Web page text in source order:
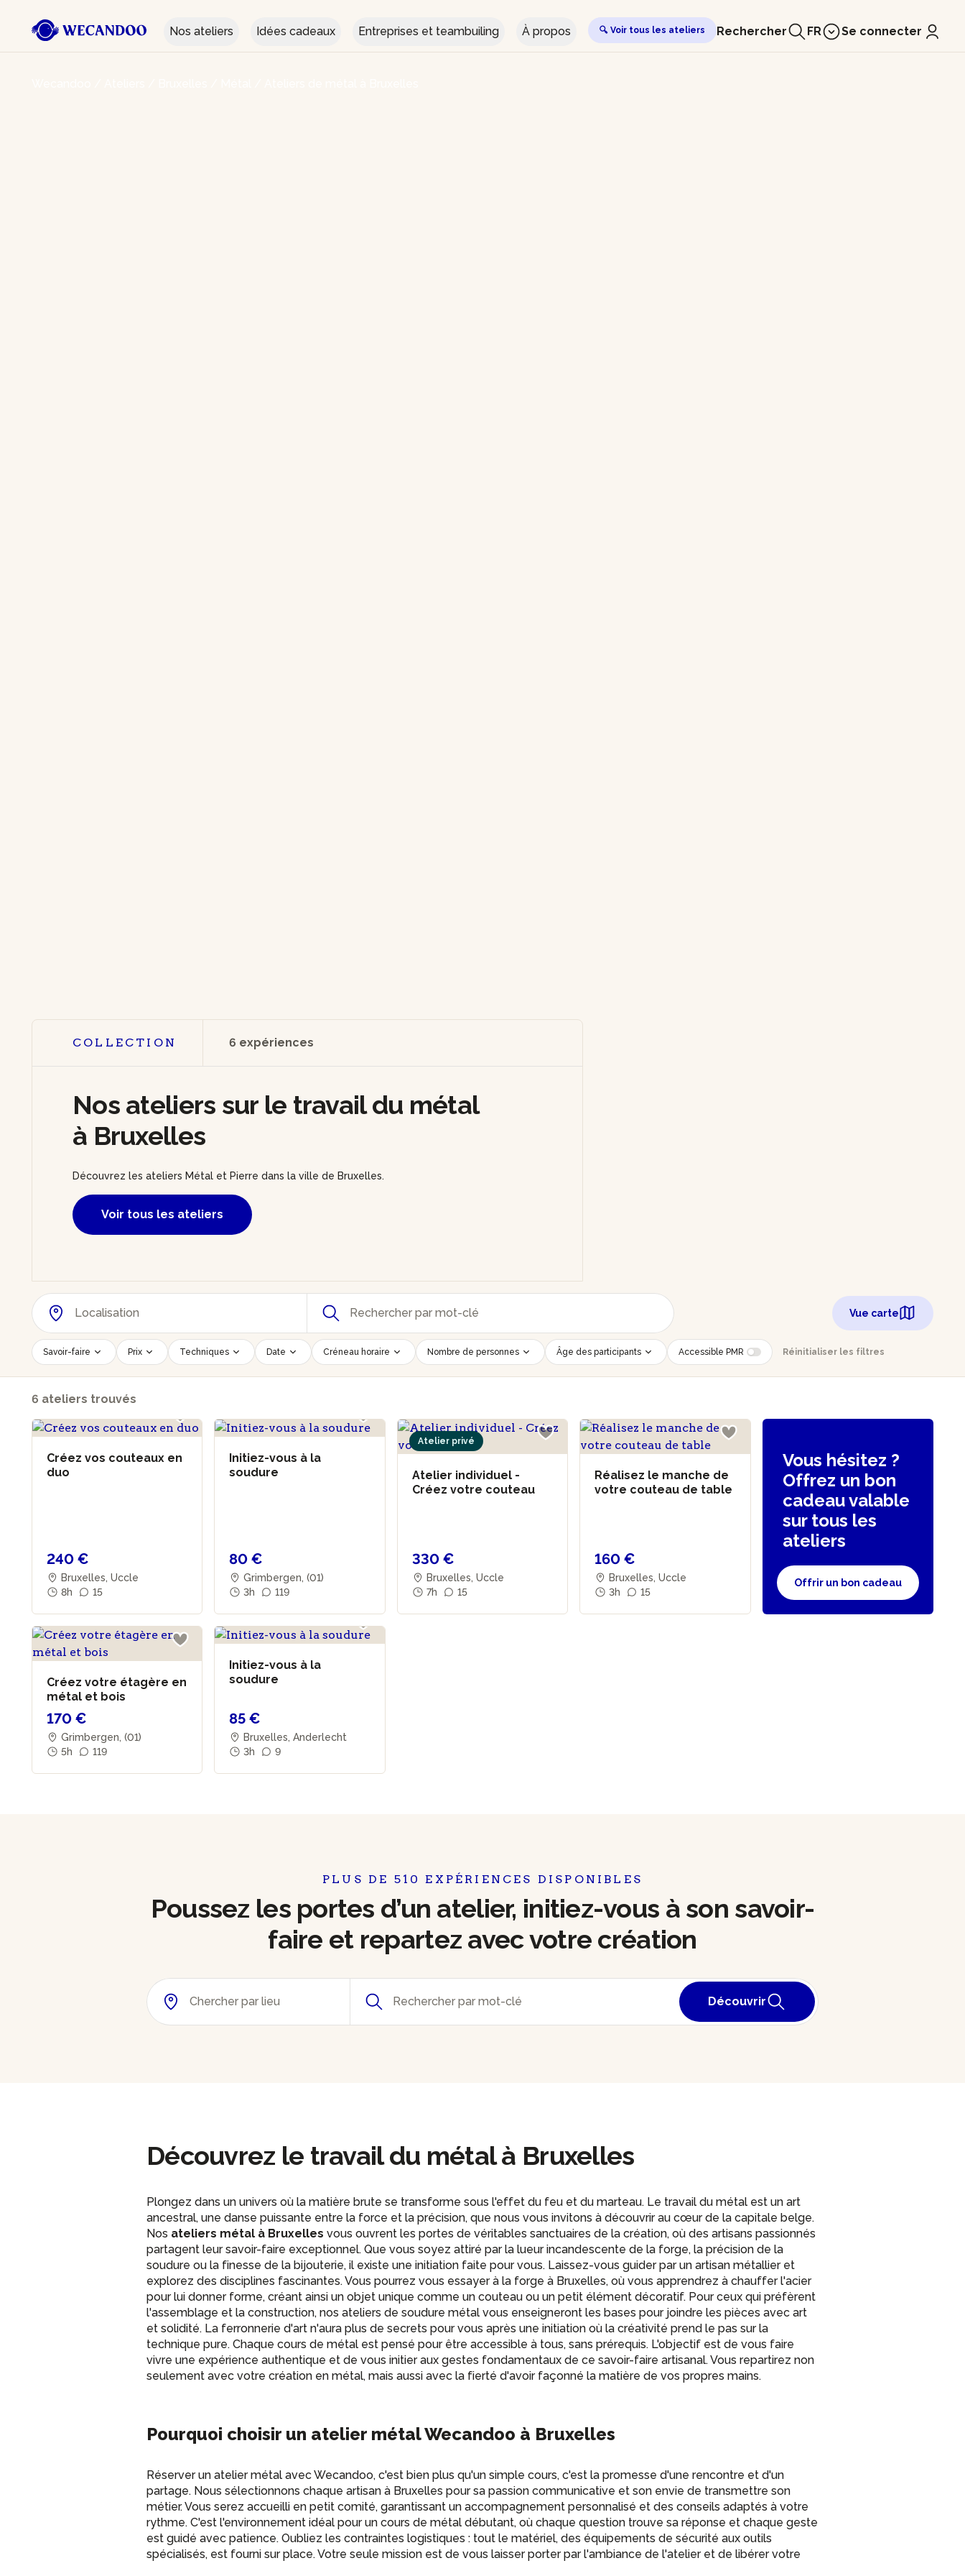
Nos ateliers Idées cadeaux Entreprises et teambuiling À propos 🔍 Voir tous les ateliers Rechercher FR Se connecter
COLLECTION 6 expériences
Nos ateliers sur le travail du métal
à Bruxelles
Découvrez les ateliers Métal et Pierre dans la ville de Bruxelles.
Voir tous les ateliers
Vue carte
Savoir-faire Prix Techniques Date Créneau horaire Nombre de personnes Âge des participants Accessible PMR Réinitialiser les filtres
6 ateliers trouvés
Créez vos couteaux en
duo
240 €
Bruxelles, Uccle
8h
15
Initiez-vous à la
soudure
80 €
Grimbergen, (01)
3h
119
Atelier privé
Atelier individuel -
Créez votre couteau
330 €
Bruxelles, Uccle
7h
15
Réalisez le manche de
votre couteau de table
160 €
Bruxelles, Uccle
3h
15
Vous hésitez ?
Offrez un bon
cadeau valable
sur tous les
ateliers
Offrir un bon cadeau
Créez votre étagère en
métal et bois
170 €
Grimbergen, (01)
5h
119
Initiez-vous à la
soudure
85 €
Bruxelles, Anderlecht
3h
9
PLUS DE 510 EXPÉRIENCES DISPONIBLES
Poussez les portes d’un atelier, initiez-vous à son savoir-
faire et repartez avec votre création
Découvrir
Découvrez le travail du métal à Bruxelles
Plongez dans un univers où la matière brute se transforme sous l'effet du feu et du marteau. Le travail du métal est un art
ancestral, une danse puissante entre la force et la précision, que nous vous invitons à découvrir au cœur de la capitale belge.
Nos ateliers métal à Bruxelles vous ouvrent les portes de véritables sanctuaires de la création, où des artisans passionnés
partagent leur savoir-faire exceptionnel. Que vous soyez attiré par la lueur incandescente de la forge, la précision de la
soudure ou la finesse de la bijouterie, il existe une initiation faite pour vous. Laissez-vous guider par un artisan métallier et
explorez des disciplines fascinantes. Vous pourrez vous essayer à la forge à Bruxelles, où vous apprendrez à chauffer l'acier
pour lui donner forme, créant ainsi un objet unique comme un couteau ou un petit élément décoratif. Pour ceux qui préfèrent
l'assemblage et la construction, nos ateliers de soudure métal vous enseigneront les bases pour joindre les pièces avec art
et solidité. La ferronnerie d'art n'aura plus de secrets pour vous après une initiation où la créativité prend le pas sur la
technique pure. Chaque cours de métal est pensé pour être accessible à tous, sans prérequis. L'objectif est de vous faire
vivre une expérience authentique et de vous initier aux gestes fondamentaux de ce savoir-faire artisanal. Vous repartirez non
seulement avec votre création en métal, mais aussi avec la fierté d'avoir façonné la matière de vos propres mains.
Pourquoi choisir un atelier métal Wecandoo à Bruxelles
Réserver un atelier métal avec Wecandoo, c'est bien plus qu'un simple cours, c'est la promesse d'une rencontre et d'un
partage. Nous sélectionnons chaque artisan à Bruxelles pour sa passion communicative et son envie de transmettre son
métier. Vous serez accueilli en petit comité, garantissant un accompagnement personnalisé et des conseils adaptés à votre
rythme. C'est l'environnement idéal pour un cours de métal débutant, où chaque question trouve sa réponse et chaque geste
est guidé avec patience. Oubliez les contraintes logistiques : tout le matériel, des équipements de sécurité aux outils
spécialisés, est fourni sur place. Votre seule mission est de vous laisser porter par l'ambiance de l'atelier et de libérer votre